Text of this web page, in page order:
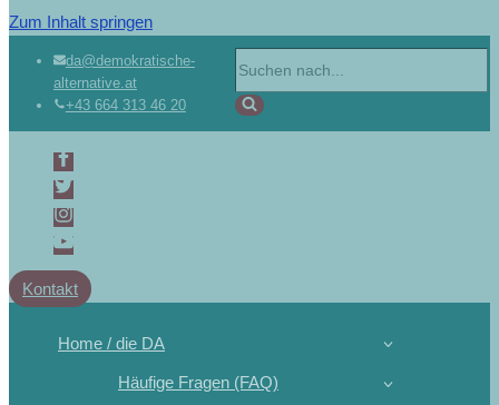
Zum Inhalt springen
da@demokratische-
alternative.at
+43 664 313 46 20
Kontakt
Home / die DA
Häufige Fragen (FAQ)